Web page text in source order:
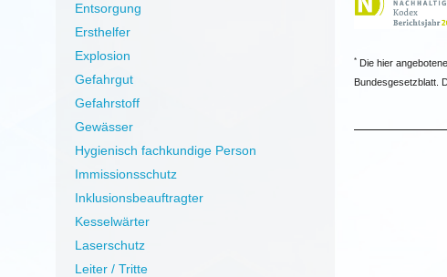
Entsorgung
Ersthelfer
Explosion
Gefahrgut
Gefahrstoff
Gewässer
Hygienisch fachkundige Person
Immissionsschutz
Inklusionsbeauftragter
Kesselwärter
Laserschutz
Leiter / Tritte
*Die hier
Bundesgesetzblatt.